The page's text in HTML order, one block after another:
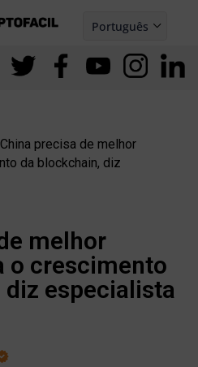
Português
Español
China precisa de melhor
da blockchain, diz
melhor
o crescimento
especialista